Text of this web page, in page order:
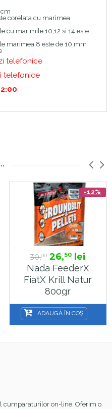
cm
corelata cu marimea
cu marimile 10,12 si 14 este
marimea 8 este de 10 mm
telefonice
telefonice
-12%
30,00 26,50 lei
Nada FeederX
FiatX Krill Natur
800gr
ADAUGĂ ÎN COȘ
cumparaturilor on-line. Oferim o